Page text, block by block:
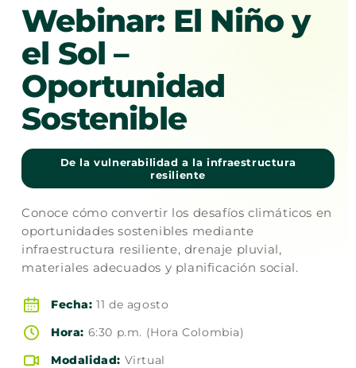
Webinar: El Niño y
el Sol –
Oportunidad
Sostenible
De la vulnerabilidad a la infraestructura
resiliente
Conoce cómo convertir los desafíos climáticos en
oportunidades sostenibles mediante
infraestructura resiliente, drenaje pluvial,
materiales adecuados y planificación social.
Fecha: 11 de agosto
Hora: 6:30 p.m. (Hora Colombia)
Modalidad: Virtual